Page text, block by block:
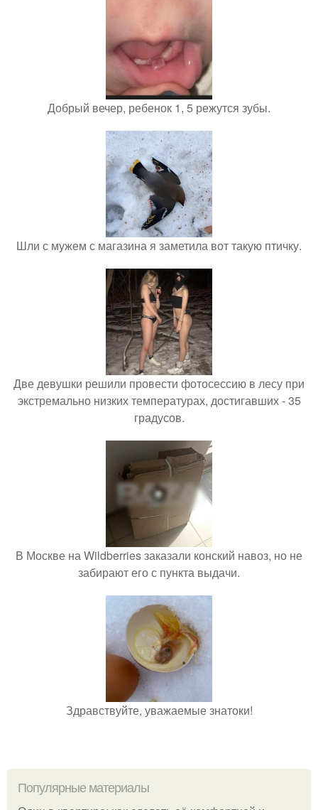
Добрый вечер, ребенок 1, 5 режутся зубы.
Шли с мужем с магазина я заметила вот такую птичку.
Две девушки решили провести фотосессию в лесу при
экстремально низких температурах, достигавших - 35
градусов.
В Москве на Wildberries заказали конский навоз, но не
забирают его с пункта выдачи.
Здравствуйте, уважаемые знатоки!
Популярные материалы